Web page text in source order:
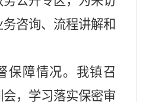
咨询、流程讲解和
保障情况。我镇召
，学习落实保密审